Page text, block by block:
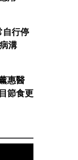
自行停
溝
惠醫
節食更